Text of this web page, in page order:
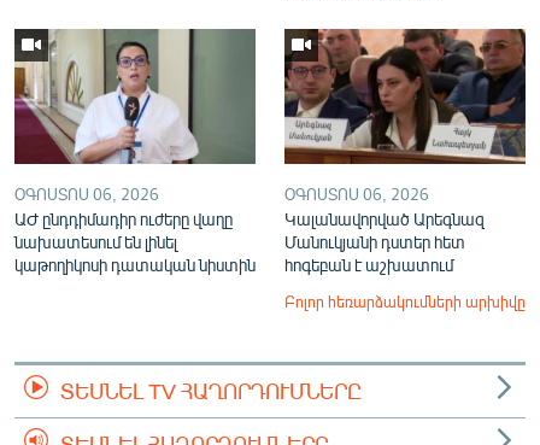
ՕԳՈՍՏՈՍ 06, 2026
ԱԺ ընդդիմադիր ուժերը վաղը
նախատեսում են լինել
կաթողիկոսի դատական նիստին
ՕԳՈՍՏՈՍ 06, 2026
Կալանավորված Արեգնազ
Մանուկյանի դստեր հետ
հոգեբան է աշխատում
Բոլոր հեռարձակումների արխիվը
ՏԵՍՆԵԼ TV ՀԱՂՈՐԴՈՒՄՆԵՐԸ